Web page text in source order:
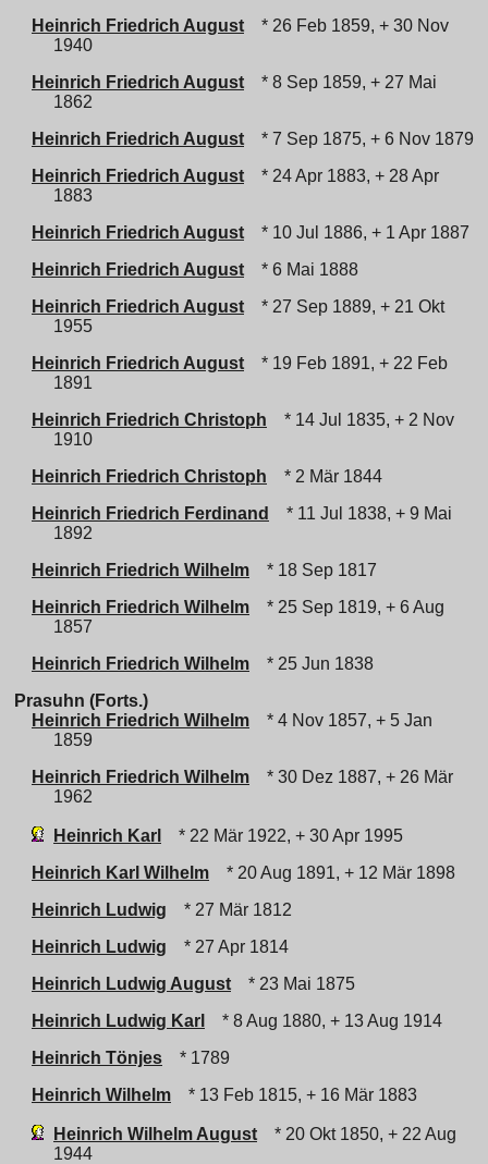
Heinrich Friedrich August
* 26 Feb 1859, + 30 Nov
1940
Heinrich Friedrich August
* 8 Sep 1859, + 27 Mai
1862
Heinrich Friedrich August
* 7 Sep 1875, + 6 Nov 1879
Heinrich Friedrich August
* 24 Apr 1883, + 28 Apr
1883
Heinrich Friedrich August
* 10 Jul 1886, + 1 Apr 1887
Heinrich Friedrich August
* 6 Mai 1888
Heinrich Friedrich August
* 27 Sep 1889, + 21 Okt
1955
Heinrich Friedrich August
* 19 Feb 1891, + 22 Feb
1891
Heinrich Friedrich Christoph
* 14 Jul 1835, + 2 Nov
1910
Heinrich Friedrich Christoph
* 2 Mär 1844
Heinrich Friedrich Ferdinand
* 11 Jul 1838, + 9 Mai
1892
Heinrich Friedrich Wilhelm
* 18 Sep 1817
Heinrich Friedrich Wilhelm
* 25 Sep 1819, + 6 Aug
1857
Heinrich Friedrich Wilhelm
* 25 Jun 1838
Prasuhn (Forts.)
Heinrich Friedrich Wilhelm
* 4 Nov 1857, + 5 Jan
1859
Heinrich Friedrich Wilhelm
* 30 Dez 1887, + 26 Mär
1962
Heinrich Karl
* 22 Mär 1922, + 30 Apr 1995
Heinrich Karl Wilhelm
* 20 Aug 1891, + 12 Mär 1898
Heinrich Ludwig
* 27 Mär 1812
Heinrich Ludwig
* 27 Apr 1814
Heinrich Ludwig August
* 23 Mai 1875
Heinrich Ludwig Karl
* 8 Aug 1880, + 13 Aug 1914
Heinrich Tönjes
* 1789
Heinrich Wilhelm
* 13 Feb 1815, + 16 Mär 1883
Heinrich Wilhelm August
* 20 Okt 1850, + 22 Aug
1944